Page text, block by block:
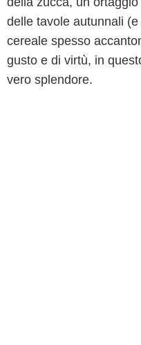
delle tavole autunnali
cereale spesso
gusto e di virtù, in
vero splendore.